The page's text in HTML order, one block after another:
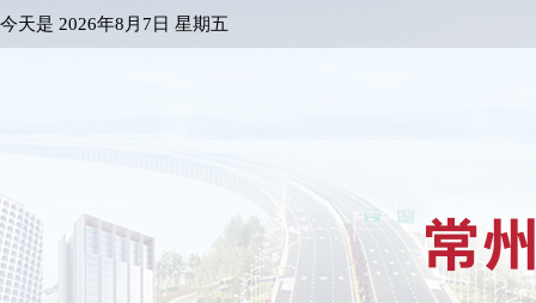
今天是 2026年8月7日 星期五